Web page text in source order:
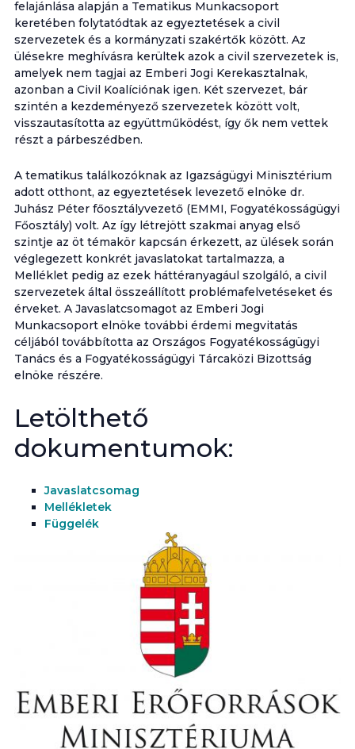
felajánlása alapján a Tematikus Munkacsoport
keretében folytatódtak az egyeztetések a civil
szervezetek és a kormányzati szakértők között. Az
ülésekre meghívásra kerültek azok a civil szervezetek is,
amelyek nem tagjai az Emberi Jogi Kerekasztalnak,
azonban a Civil Koalíciónak igen. Két szervezet, bár
szintén a kezdeményező szervezetek között volt,
visszautasította az együttműködést, így ők nem vettek
részt a párbeszédben.
A tematikus találkozóknak az Igazságügyi Minisztérium
adott otthont, az egyeztetések levezető elnöke dr.
Juhász Péter főosztályvezető (EMMI, Fogyatékosságügyi
Főosztály) volt. Az így létrejött szakmai anyag első
szintje az öt témakör kapcsán érkezett, az ülések során
véglegezett konkrét javaslatokat tartalmazza, a
Melléklet pedig az ezek háttéranyagául szolgáló, a civil
szervezetek által összeállított problémafelvetéseket és
érveket. A Javaslatcsomagot az Emberi Jogi
Munkacsoport elnöke további érdemi megvitatás
céljából továbbította az Országos Fogyatékosságügyi
Tanács és a Fogyatékosságügyi Tárcaközi Bizottság
elnöke részére.
Letölthető
dokumentumok:
Javaslatcsomag
Mellékletek
Függelék